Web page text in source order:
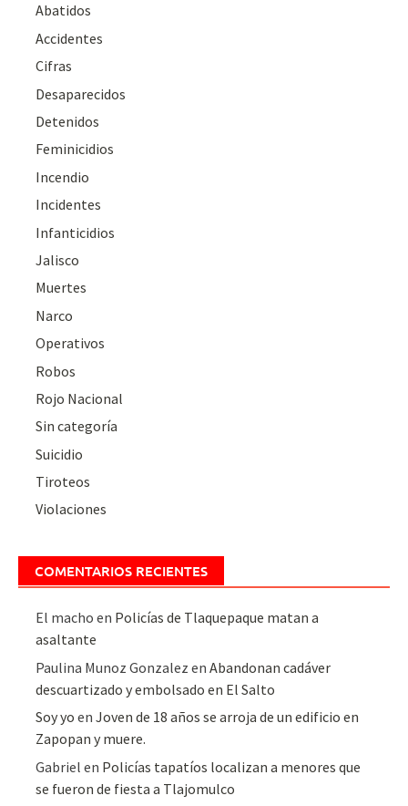
Abatidos
Accidentes
Cifras
Desaparecidos
Detenidos
Feminicidios
Incendio
Incidentes
Infanticidios
Jalisco
Muertes
Narco
Operativos
Robos
Rojo Nacional
Sin categoría
Suicidio
Tiroteos
Violaciones
COMENTARIOS RECIENTES
El macho en Policías de Tlaquepaque matan a
asaltante
Paulina Munoz Gonzalez enAbandonan cadáver
descuartizado y embolsado en El Salto
Soy yo enJoven de 18 años se arroja de un edificio en
Zapopan y muere.
Gabriel en Policías tapatíos localizan a menores que
se fueron de fiesta a Tlajomulco